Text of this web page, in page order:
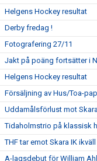
Helgens Hockey resultat
Derby fredag !
Fotografering 27/11
Jakt på poäng fortsätter i
Helgens Hockey resultat
Försäljning av Hus/Toa-
Uddamålsförlust mot
Tidaholmstrio på klassisk
THF tar emot Skara IK ikväll
A-lagsdebut för William